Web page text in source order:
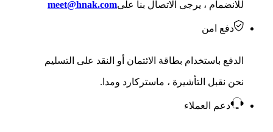
للانضمام ، يرجى الاتصال بنا علىmeet@hnak.com
دفع امن
الدفع باستخدام بطاقة الائتمان أو النقد على التسليم
نحن نقبل التأشيرة ، ماستركارد ومدا.
دعم العملاء